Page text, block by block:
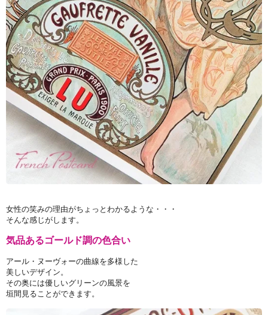
女性の笑みの理由がちょっとわかるような・・・
そんな感じがします。
気品あるゴールド調の色合い
アール・ヌーヴォーの曲線を多様した
美しいデザイン。
その奥には優しいグリーンの風景を
垣間見ることができます。